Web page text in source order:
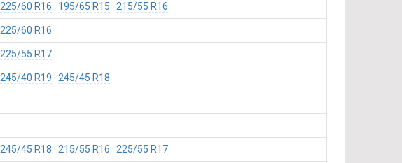
225/60 R16 195/65 R15 215/55 R16
225/60 R16
225/55 R17
245/40 R19 245/45 R18
245/45 R18 215/55 R16 225/55 R17